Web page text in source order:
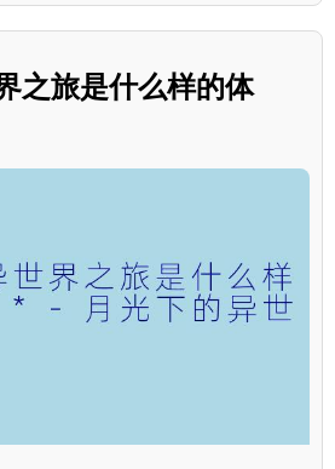
之旅是什么样的体